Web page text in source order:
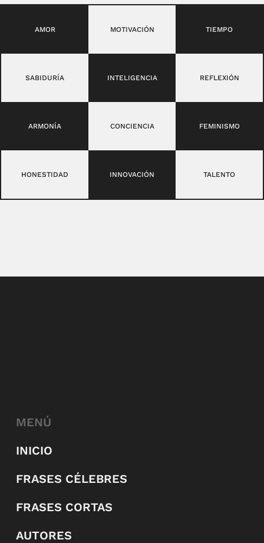
AMOR MOTIVACIÓN TIEMPO
SABIDURÍA INTELIGENCIA REFLEXIÓN
ARMONÍA CONCIENCIA FEMINISMO
HONESTIDAD INNOVACIÓN TALENTO
MENÚ
INICIO
FRASES CÉLEBRES
FRASES CORTAS
AUTORES